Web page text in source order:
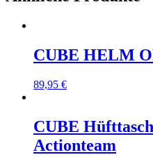
CUBE HELM
89,95 €
CUBE
Actionteam